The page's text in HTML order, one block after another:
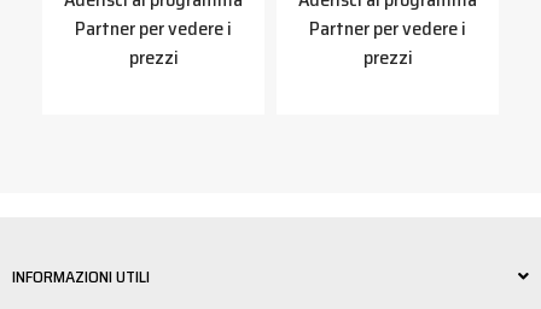
Partner per vedere i
prezzi
Partner per vedere i
prezzi
INFORMAZIONI UTILI